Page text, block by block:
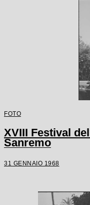
FOTO
XVIII Festival
Sanremo
31 GENNAIO 1968